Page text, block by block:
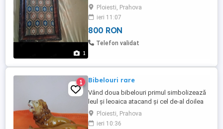
1
obiect de arta de 100 ani
Ploiesti, Prahova
ieri 11:07
800 RON
Telefon validat
1 Bibelouri rare
Vând doua bibelouri primul simbolizează
leul și leoaica atacand și cel de-al doilea
balerina. Ambele au aproximativ 90 de ani
și nu au nici un defect. Prețul este
Ploiesti, Prahova
ieri 10:36